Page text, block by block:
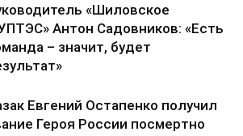
«Шиловское
Антон Садовников: «Есть
– значит, будет
Евгений Остапенко получил
Героя России посмертно